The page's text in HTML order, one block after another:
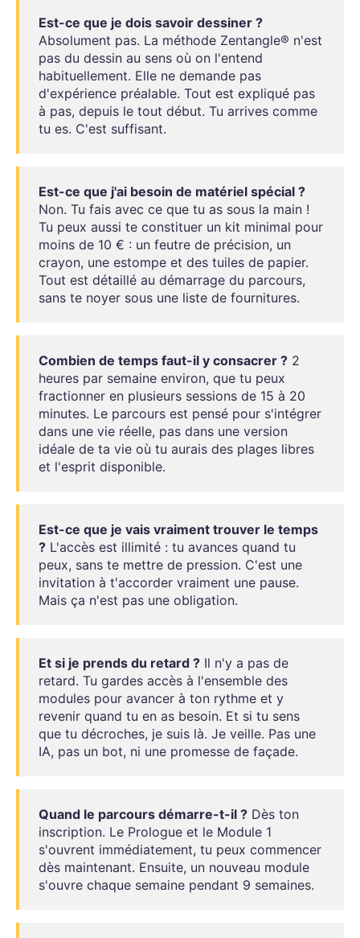
Est-ce que je dois savoir dessiner ?
Absolument pas. La méthode Zentangle® n'est
pas du dessin au sens où on l'entend
habituellement. Elle ne demande pas
d'expérience préalable. Tout est expliqué pas
à pas, depuis le tout début. Tu arrives comme
tu es. C'est suffisant.
Est-ce que j'ai besoin de matériel spécial ?
Non. Tu fais avec ce que tu as sous la main !
Tu peux aussi te constituer un kit minimal pour
moins de 10 € : un feutre de précision, un
crayon, une estompe et des tuiles de papier.
Tout est détaillé au démarrage du parcours,
sans te noyer sous une liste de fournitures.
Combien de temps faut-il y consacrer ? 2
heures par semaine environ, que tu peux
fractionner en plusieurs sessions de 15 à 20
minutes. Le parcours est pensé pour s'intégrer
dans une vie réelle, pas dans une version
idéale de ta vie où tu aurais des plages libres
et l'esprit disponible.
Est-ce que je vais vraiment trouver le temps
? L'accès est illimité : tu avances quand tu
peux, sans te mettre de pression. C'est une
invitation à t'accorder vraiment une pause.
Mais ça n'est pas une obligation.
Et si je prends du retard ? Il n'y a pas de
retard. Tu gardes accès à l'ensemble des
modules pour avancer à ton rythme et y
revenir quand tu en as besoin. Et si tu sens
que tu décroches, je suis là. Je veille. Pas une
IA, pas un bot, ni une promesse de façade.
Quand le parcours démarre-t-il ? Dès ton
inscription. Le Prologue et le Module 1
s'ouvrent immédiatement, tu peux commencer
dès maintenant. Ensuite, un nouveau module
s'ouvre chaque semaine pendant 9 semaines.